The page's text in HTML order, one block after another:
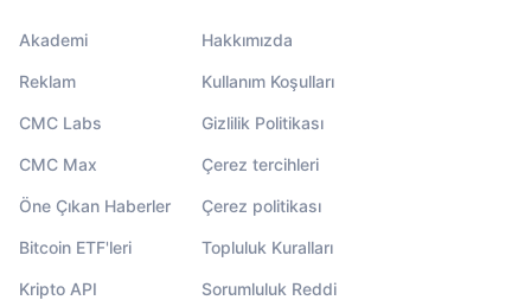
Akademi
Reklam
CMC Labs
CMC Max
Öne Çıkan Haberler
Bitcoin ETF'leri
Kripto API
Hakkımızda
Kullanım Koşulları
Gizlilik Politikası
Çerez tercihleri
Çerez politikası
Topluluk Kuralları
Sorumluluk Reddi